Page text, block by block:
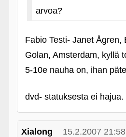
arvoa?
Fabio Testi- Janet Ågren,
Golan, Amsterdam, kyllä
5-10e nauha on, ihan
dvd- statuksesta ei hajua.
Xialong 15.2.2007 21:58